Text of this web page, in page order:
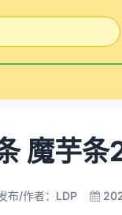
魔芋
布/作者：LDP